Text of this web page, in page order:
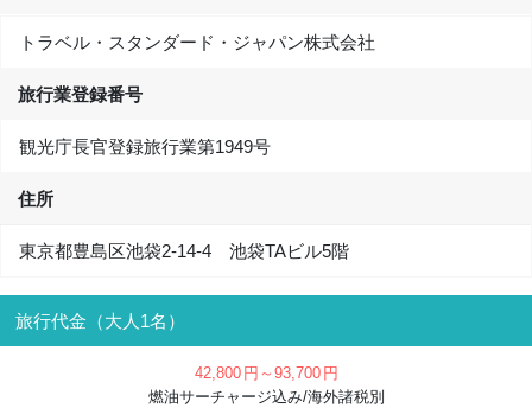
トラベル・スタンダード・ジャパン株式会社
旅行業登録番号
観光庁長官登録旅行業第1949号
住所
東京都豊島区池袋2-14-4 池袋TAビル5階
旅行代金（大人1名）
42,800 円 ～93,700 円
燃油サーチャージ込み/海外諸税別